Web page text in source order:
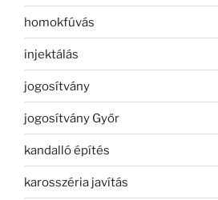
homokfúvás
injektálás
jogosítvány
jogosítvány Győr
kandalló építés
karosszéria javítás